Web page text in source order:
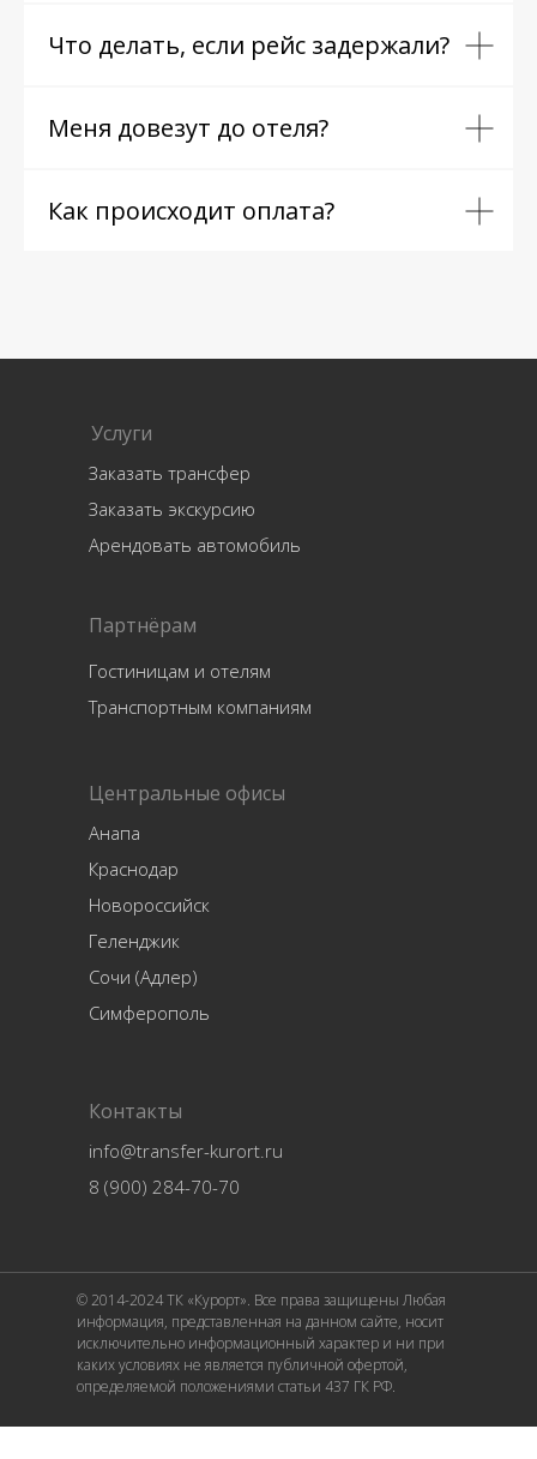
Что делать, если рейс задержали?
Меня довезут до отеля?
Как происходит оплата?
Услуги
Центральные офисы
Заказать трансфер
Заказать экскурсию
Арендовать автомобиль
Анапа
Краснодар
Новороссийск
Геленджик
Сочи (Адлер)
Симферополь
Партнёрам
Гостиницам и отелям
Транспортным компаниям
Контакты
info@transfer-kurort.ru
8 (900) 284-70-70
© 2014-2024 ТК «Курорт». Все права защищены Любая
информация, представленная на данном сайте, носит
исключительно информационный характер и ни при
каких условиях не является публичной офертой,
определяемой положениями статьи 437 ГК РФ.